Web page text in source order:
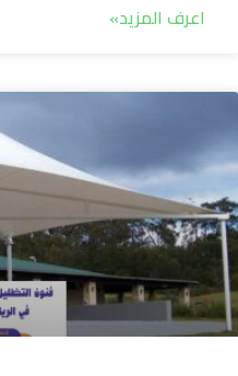
اعرف المزيد»